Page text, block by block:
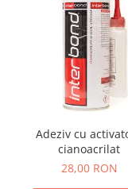
Adeziv cu
cianoacrilat
28,00 RON